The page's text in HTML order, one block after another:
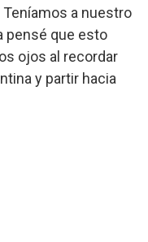
a nuestro
pensé que esto
ojos al recordar
y partir hacia